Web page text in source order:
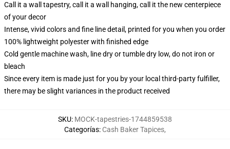
Call it a wall tapestry, call it a wall hanging, call it the new centerpiece
of your decor
Intense, vivid colors and fine line detail, printed for you when you order
100% lightweight polyester with finished edge
Cold gentle machine wash, line dry or tumble dry low, do not iron or
bleach
Since every item is made just for you by your local third-party fulfiller,
there may be slight variances in the product received
SKU: MOCK-tapestries-1744859538
Categorías: Cash Baker Tapices,